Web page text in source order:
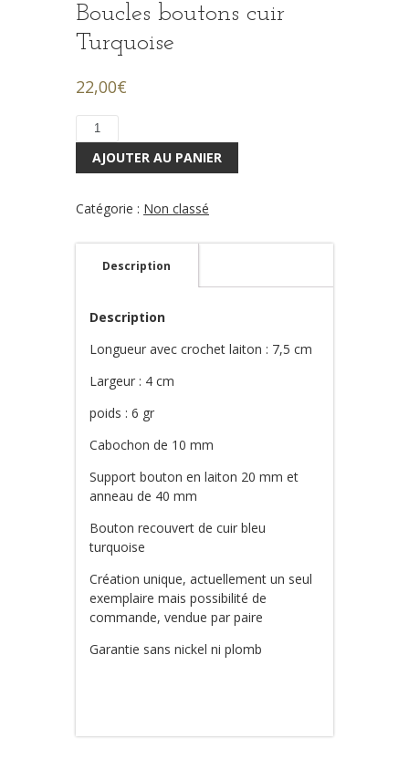
Boucles boutons cuir
Turquoise
22,00€
quantité
Boucles
cuir
AJOUTER AU PANIER
Catégorie : Non classé
Description
Description
Longueur avec crochet laiton : 7,5 cm
Largeur : 4 cm
poids : 6 gr
Cabochon de 10 mm
Support bouton en laiton 20 mm et
anneau de 40 mm
Bouton recouvert de cuir bleu
turquoise
Création unique, actuellement un seul
exemplaire mais possibilité de
commande, vendue par paire
Garantie sans nickel ni plomb